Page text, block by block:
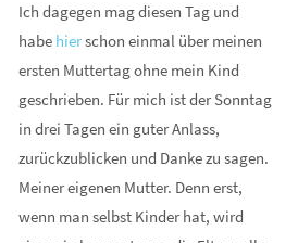
Ich dagegen mag diesen Tag und
habe hierschon einmal über meinen
ersten Muttertag ohne mein Kind
geschrieben. Für mich ist der Sonntag
in drei Tagen ein guter Anlass,
zurückzublicken und Danke zu sagen.
Meiner eigenen Mutter. Denn erst,
wenn man selbst Kinder hat, wird